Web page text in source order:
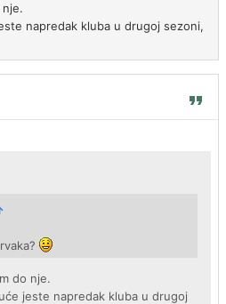
napredak kluba u drugoj sezoni,
do nje.
jeste napredak kluba u drugoj